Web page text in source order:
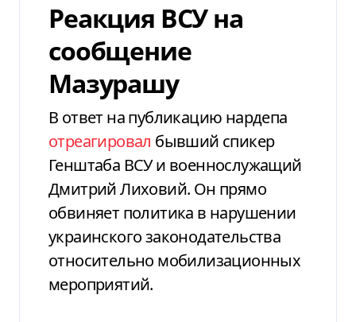
Реакция ВСУ на
сообщение
Мазурашу
В ответ на публикацию нардепа
отреагировал бывший спикер
Генштаба ВСУ и военнослужащий
Дмитрий Лиховий. Он прямо
обвиняет политика в нарушении
украинского законодательства
относительно мобилизационных
мероприятий.